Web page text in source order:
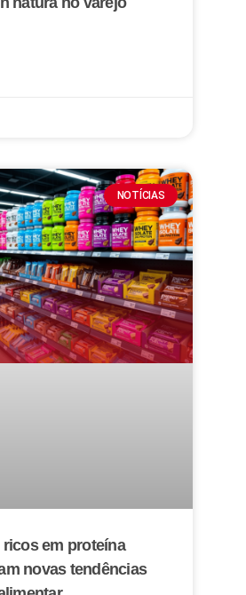
NOTÍCIAS
em proteína
novas tendências